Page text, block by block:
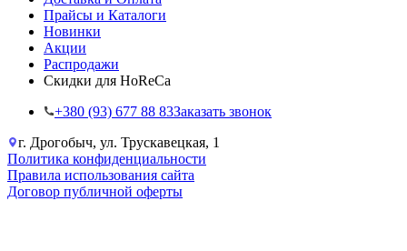
Прайсы и Каталоги
Новинки
Акции
Распродажи
Скидки для HoReCa
+38‎0 (93) 677 88 83Заказать звонок
г. Дрогобыч, ул. Трускавецкая, 1
Политика конфиденциальности
Правила использования сайта
Договор публичной оферты